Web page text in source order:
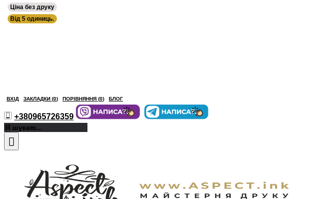
ВХІД ЗАКЛАДКИ (0) ПОРІВНЯННЯ (0) БЛОГ
+380965726359
Ціна без друку
Від 5 одиниць.